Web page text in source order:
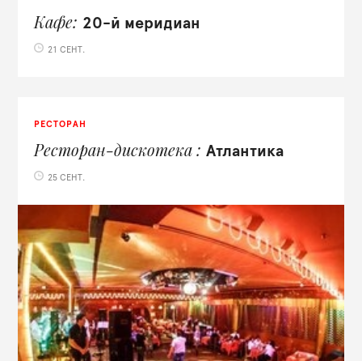
Кафе 20-й меридиан
21 СЕНТ.
РЕСТОРАН
Ресторан-дискотека Атлантика
25 СЕНТ.